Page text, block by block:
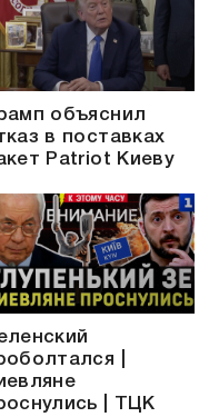
объяснил
в поставках
Patriot Киеву
|
| ТЦК